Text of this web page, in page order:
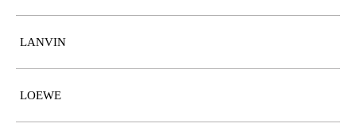
LANVIN
LOEWE